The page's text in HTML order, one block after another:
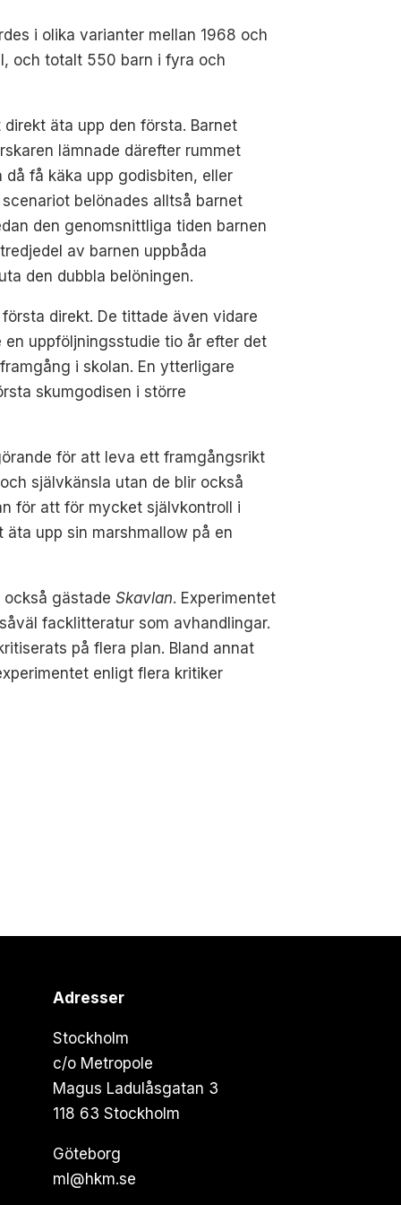
i olika varianter mellan 1968 och
och totalt 550 barn i fyra och
äta upp den första. Barnet
lämnade därefter rummet
få käka upp godisbiten, eller
belönades alltså barnet
den genomsnittliga tiden barnen
av barnen uppbåda
den dubbla belöningen.
direkt. De tittade även vidare
uppföljningsstudie tio år efter det
i skolan. En ytterligare
skumgodisen i större
för att leva ett framgångsrikt
självkänsla utan de blir också
för att för mycket självkontroll i
upp sin marshmallow på en
också gästadeSkavlan. Experimentet
facklitteratur som avhandlingar.
på flera plan. Bland annat
enligt flera kritiker
Adresser
Stockholm
c/o Metropole
Magus Ladulåsgatan 3
118 63 Stockholm
Göteborg
ml@hkm.se